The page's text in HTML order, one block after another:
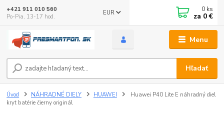
Menu
EUR
Hľadať
+421 911 010 560
Po-Pia, 13-17 hod.
0 ks
za 0 €
Úvod NÁHRADNÉ DIELY HUAWEI
Huawei P40 Lite E náhradný diel
kryt batérie čierny originál